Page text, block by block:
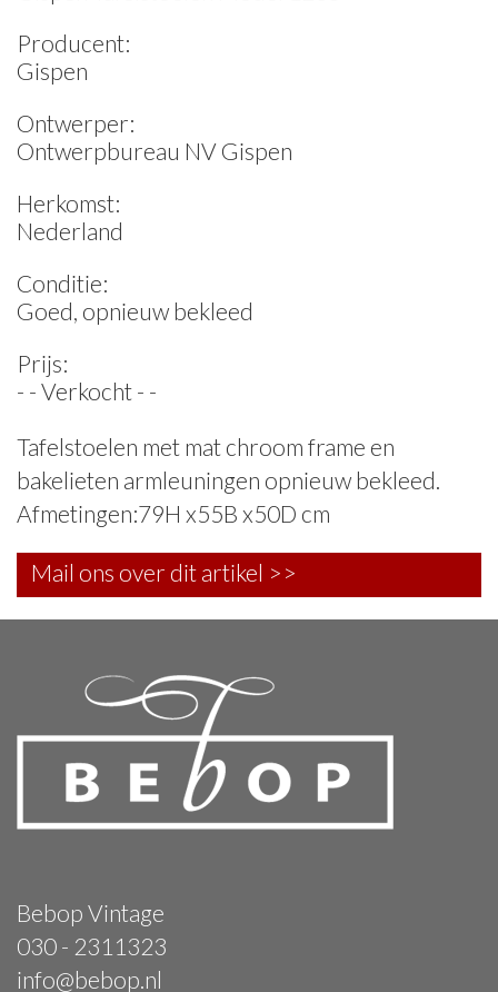
Producent:
Gispen
Ontwerper:
Ontwerpbureau NV Gispen
Herkomst:
Nederland
Conditie:
Goed, opnieuw bekleed
Prijs:
- - Verkocht - -
Tafelstoelen met mat chroom frame en
bakelieten armleuningen opnieuw bekleed.
Afmetingen:79H x55B x50D cm
Mail ons over dit artikel >>
Bebop Vintage
030 - 2311323
info@bebop.nl